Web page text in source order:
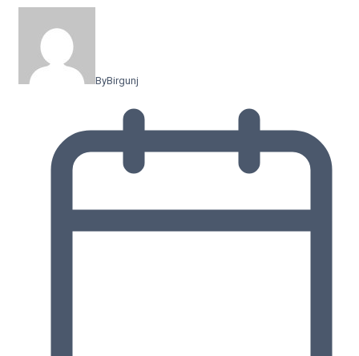
ByBirgunj